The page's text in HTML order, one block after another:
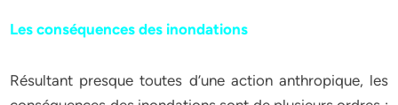
Les conséquences des inondations
Résultant presque toutes d’une action anthropique, les